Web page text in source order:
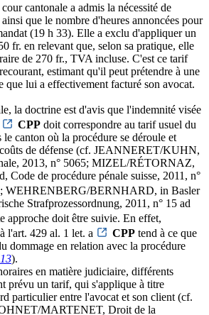
cantonale a admis la nécessité de
que le nombre d'heures annoncées pour
(19 h 33). Elle a exclu d'appliquer un
fr. en relevant que, selon sa pratique, elle
de 270 fr., TVA incluse. C'est ce tarif
estimant qu'il peut prétendre à une
que lui a effectivement facturé son avocat.
la doctrine est d'avis que l'indemnité visée
CPP doit correspondre au tarif usuel du
le canton où la procédure se déroule et
de défense (cf. JEANNERET/KUHN,
2013, n° 5065; MIZEL/RÉTORNAZ,
Code de procédure pénale suisse, 2011, n°
; WEHRENBERG/BERNHARD, in Basler
Strafprozessordnung, 2011, n° 15 ad
approche doit être suivie. En effet,
l'art. 429 al. 1 let. a
CPP tend à ce que
dommage en relation avec la procédure
).
en matière judiciaire, différents
prévu un tarif, qui s'applique à titre
particulier entre l'avocat et son client (cf.
MARTENET, Droit de la